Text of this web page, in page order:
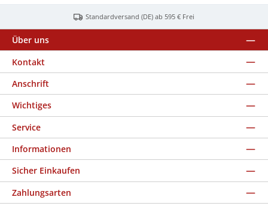
Standardversand (DE) ab 595 € Frei
Über uns
Kontakt
Anschrift
Wichtiges
Service
Informationen
Sicher Einkaufen
Zahlungsarten